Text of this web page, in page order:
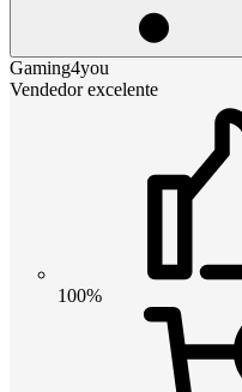
Gaming4you
Vendedor excelente
100%